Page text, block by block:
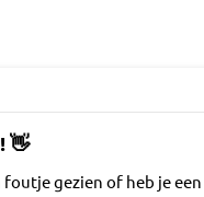
👋
foutje gezien of heb je een